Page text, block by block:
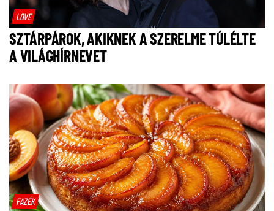
LOVE
SZTÁRPÁROK, AKIKNEK A SZERELME TÚLÉLTE
A VILÁGHÍRNEVET
FAZÉK